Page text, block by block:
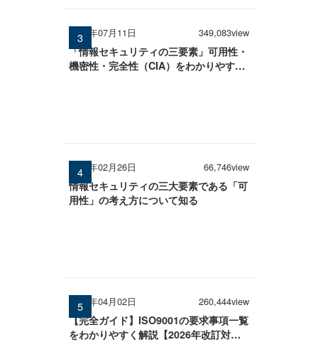
2025年07月11日 349,083view
「情報セキュリティの三要素」可用性・
機密性・完全性（CIA）をわかりやすく
2026年02月26日 66,746view
情報セキュリティの三大要素である「可
用性」の考え方について知る
2026年04月02日 260,444view
【完全ガイド】ISO9001の要求事項一覧
をわかりやすく解説【2026年改訂対